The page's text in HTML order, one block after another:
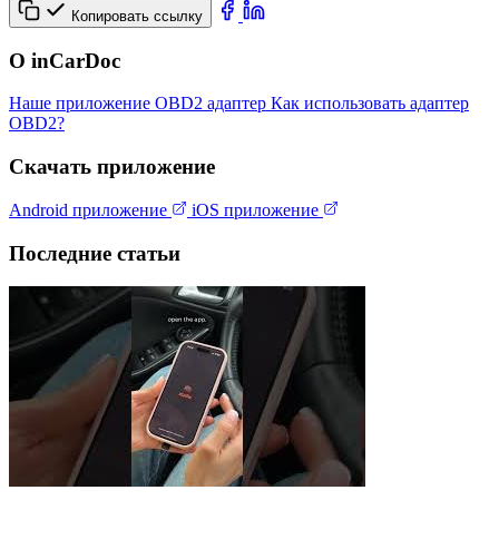
Копировать ссылку
О inCarDoc
Наше приложение OBD2 адаптер Как использовать адаптер
OBD2?
Скачать приложение
Android приложение iOS приложение
Последние статьи